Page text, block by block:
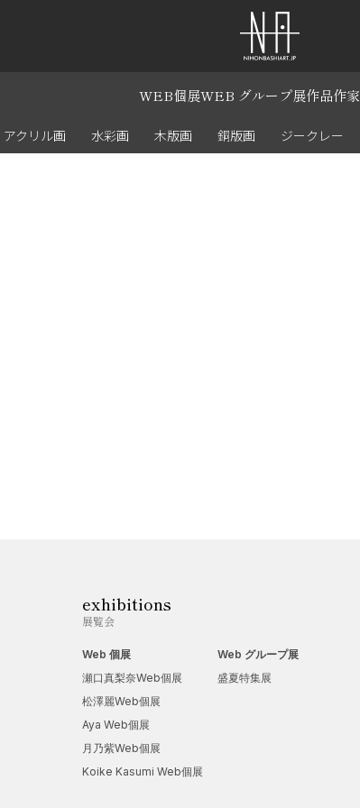
WEB個展WEB グループ展作品作家
アクリル画 水彩画 木版画 銅版画 ジークレー
exhibitions
展覧会
Web 個展
瀬口真梨奈Web個展
松澤麗Web個展
Aya Web個展
月乃紫Web個展
Koike Kasumi Web個展
Web グループ展
盛夏特集展